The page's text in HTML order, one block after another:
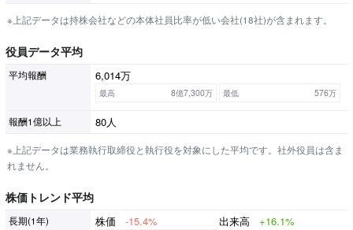
※上記データは持株会社などの本体社員比率が低い会社(18社)が含まれます。
役員データ平均
平均報酬 6,014万
最高 8億7,300万 最低 576万
報酬1億以上 80人
※上記データは業務執行取締役と執行役を対象にした平均です。社外役員は含ま
れません。
株価トレンド平均
長期(1年) 株価 -15.4% 出来高 +16.1%